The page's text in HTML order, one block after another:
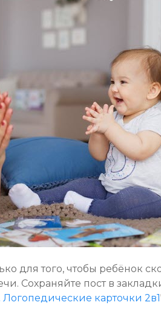
для того, чтобы ребёнок
Сохраняйте пост в
карточки 2в1